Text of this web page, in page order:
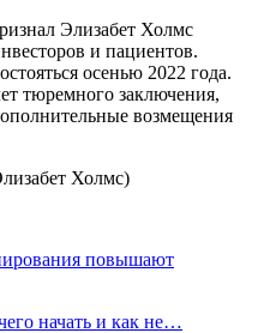
Элизабет Холмс
и пациентов.
осенью 2022 года.
тюремного заключения,
возмещения
повышают
начать и как не…